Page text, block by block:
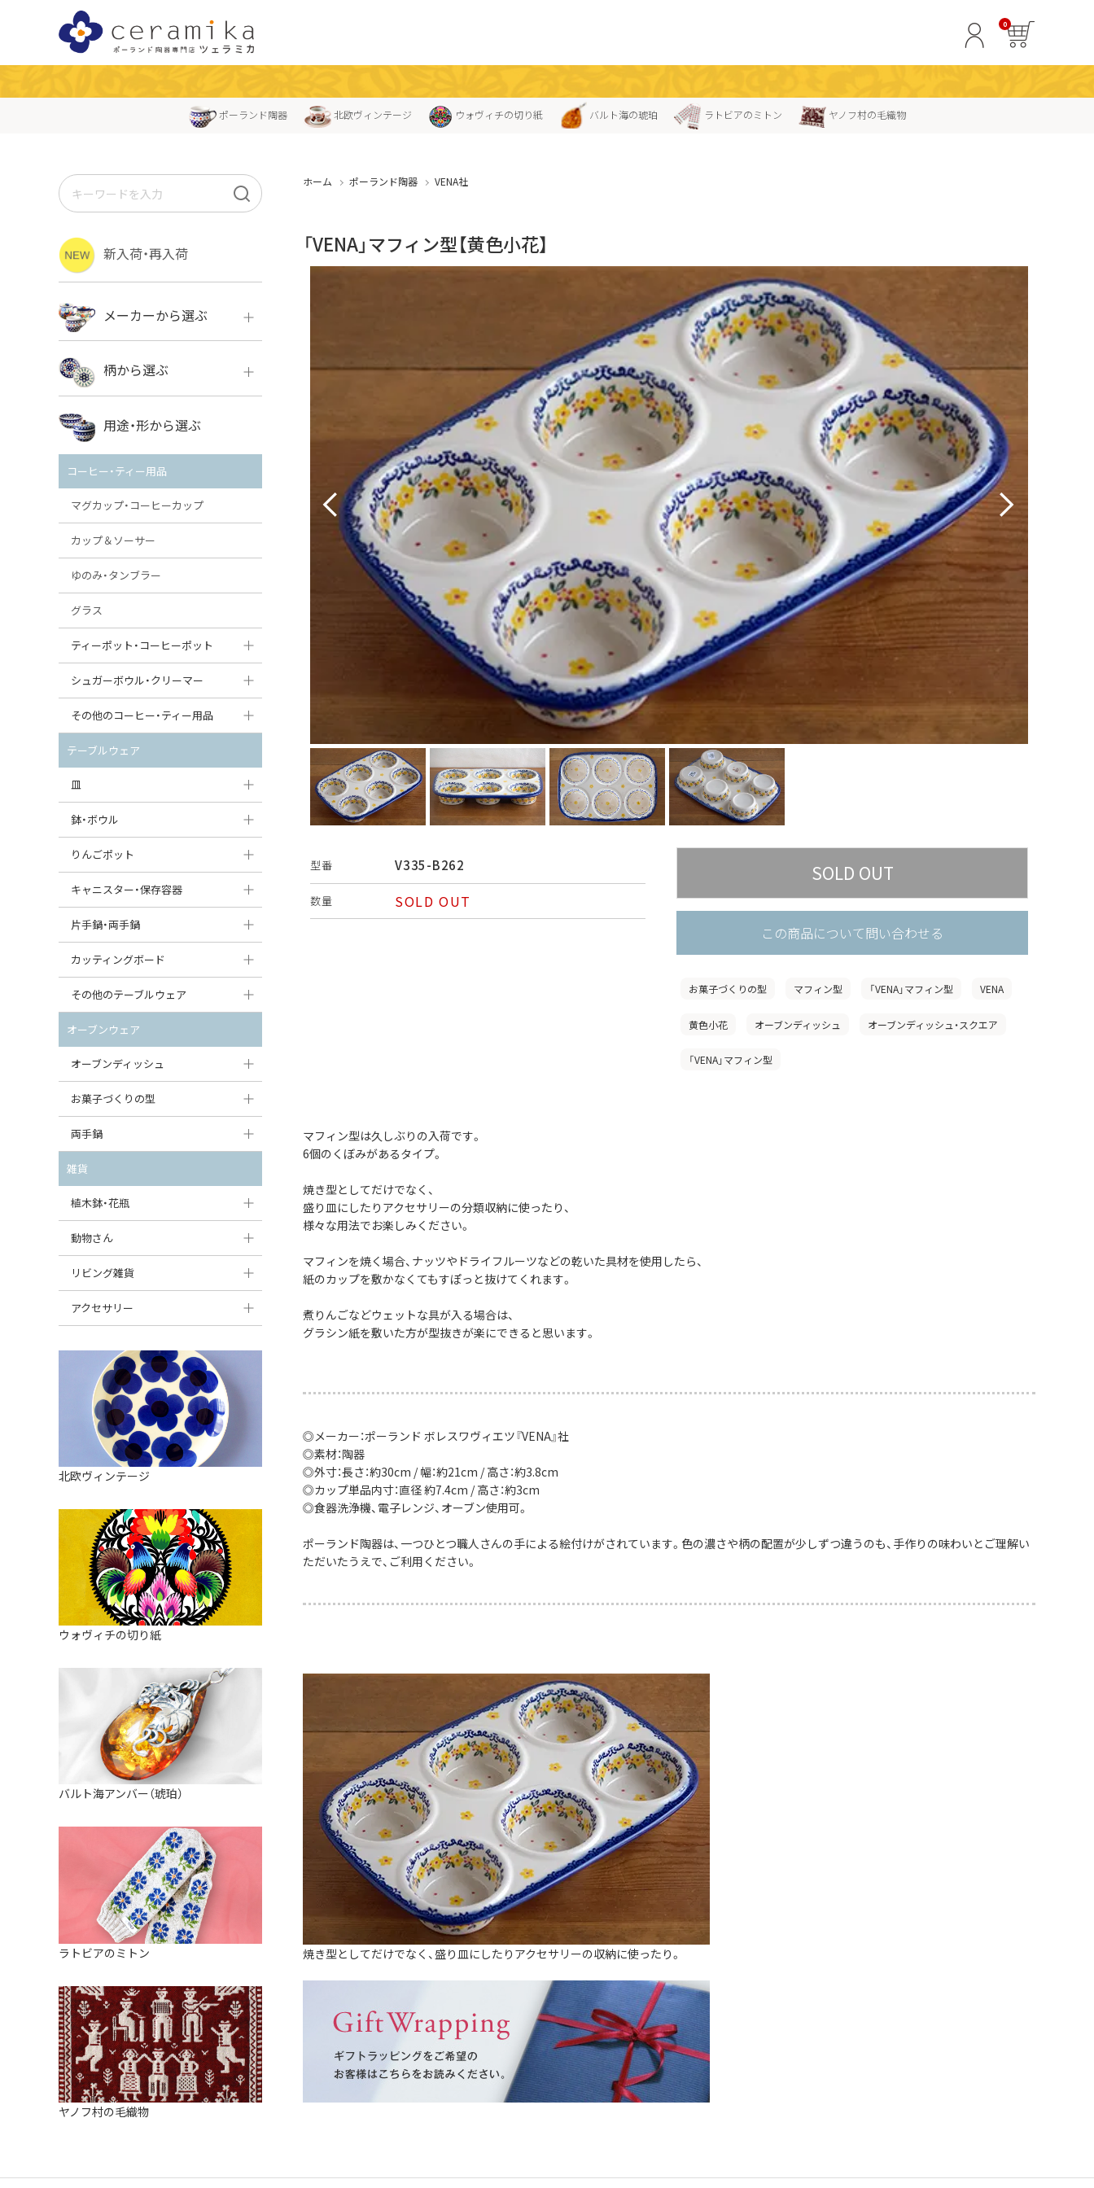
0
ポーランド陶器 北欧ヴィンテージ ウォヴィチの切り紙 バルト海の琥珀 ラトビアのミトン ヤノフ村の毛織物
ホーム ポーランド陶器 VENA社
「VENA」マフィン型【黄色小花】
型番 V335-B262
数量
SOLD OUT
この商品について問い合わせる
お菓子づくりの型 マフィン型 「VENA」マフィン型 VENA
黄色小花 オーブンディッシュ オーブンディッシュ・スクエア
「VENA」マフィン型
マフィン型は久しぶりの入荷です。
6個のくぼみがあるタイプ。
焼き型としてだけでなく、
盛り皿にしたりアクセサリーの分類収納に使ったり、
様々な用法でお楽しみください。
マフィンを焼く場合、ナッツやドライフルーツなどの乾いた具材を使用したら、
紙のカップを敷かなくてもすぽっと抜けてくれます。
煮りんごなどウェットな具が入る場合は、
グラシン紙を敷いた方が型抜きが楽にできると思います。
◎メーカー：ポーランド ボレスワヴィエツ『VENA』社
◎素材：陶器
◎外寸：長さ：約30cm / 幅：約21cm / 高さ：約3.8cm
◎カップ単品内寸：直径 約7.4cm / 高さ：約3cm
◎食器洗浄機、電子レンジ、オーブン使用可。
ポーランド陶器は、一つひとつ職人さんの手による絵付けがされています。色の濃さや柄の配置が少しずつ違うのも、手作りの味わいとご理解い
ただいたうえで、ご利用ください。
焼き型としてだけでなく、盛り皿にしたりアクセサリーの収納に使ったり。
新入荷・再入荷
メーカーから選ぶ
ボレス
VENA
ミレナ
柄から選ぶ
ボレス
用途・形から選ぶ
コーヒー・ティー用品
マグカップ・コーヒーカップ
カップ＆ソーサー
ゆのみ・タンブラー
グラス
ティーポット・コーヒーポット
ティーポット
コーヒーポット
シュガーボウル・クリーマー
シュガーボウル
クリーマー
その他のコーヒー・ティー用品
ポットウォーマー
ピッチャー
コーヒードリッパー
すべて見る
テーブルウェア
皿
大皿（24cm〜）
中皿（18〜24cm）
丸皿
スープ皿
ダルマプレート
たまご型プレート
ハート型プレート
変形プレート
分割ディッシュ
すべて見る
鉢・ボウル
大鉢（21cm〜）
中鉢（16〜21cm）
丸鉢・どんぶり・ボウル
茶碗
オーバルボウル
ハートボウル
葉っぱ型ボウル
りんご型ボウル
いちご型ボウル
星型ボウル
スープカップ
そば猪口・フリーカップ
ココット
薬味入れ
ミキシングボウル
すべて見る
りんごポット
りんごポット
りんごポット小
キャニスター・保存容器
キャニスター
つぼ
ガーリックポット
オニオンキャニスター
ガーリックキャニスター
チーズケース
バターディッシュ
六角形ポット
ボトル
すべて見る
片手鍋・両手鍋
ソースパン（片手鍋）
スープチュリーン
カッティングボード
角型カッティングボード
丸型カッティングボード
すべて見る
その他のテーブルウェア
調味料入れ
グレイヴィーボート
エッグカップ
ケーキスタンド
カトラリー
はしおき・カトラリーレスト
オーブンウェア
オーブンディッシュ
大型（24cm〜）
中型（18〜24cm）
スクエアオーブンディッシュ
オーバルオーブンディッシュ
すべて見る
お菓子づくりの型
パウンド型
マフィン型
すべて見る
両手鍋
チュリーン
キャセロール
すべて見る
雑貨
植木鉢・花瓶
植木鉢
花瓶
動物さん
フィギュア・置物
貯金箱
オーナメント
クリーマー
リビング雑貨
スツール
バス・洗面用品
家具小物
小物入れ
アロマポット
バスケット
装飾用タイル・プレート
ミニチュア
天使さま
カードスタンド
マグネット
すべて見る
アクセサリー
ペンダントトップ
すべて見る
北欧ヴィンテージ
ウォヴィチの切り紙
バルト海アンバー（琥珀）
ラトビアのミトン
ヤノフ村の毛織物